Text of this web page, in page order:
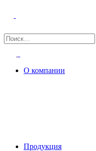
О компании
Продукция